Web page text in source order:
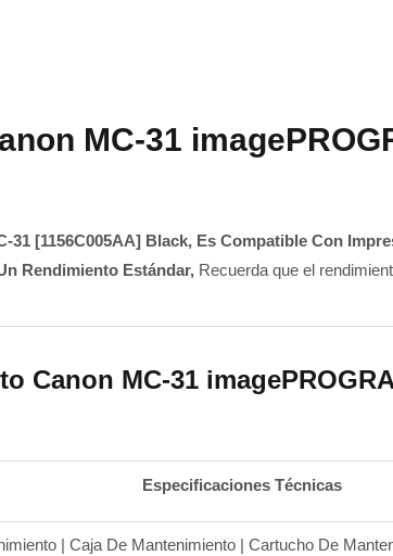
MC-31
31 [1156C005AA] Black, Es Compatible Con
Rendimiento Estándar, Recuerda que el
Canon MC-31
Especificaciones Técnicas
| Caja De Mantenimiento | Cartucho De